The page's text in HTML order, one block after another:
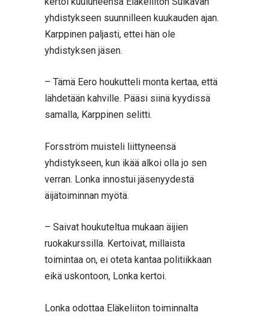
yhdistykseen suunnilleen kuukauden ajan.
Karppinen paljasti, ettei hän ole
yhdistyksen jäsen.
– Tämä Eero houkutteli monta kertaa, että
lähdetään kahville. Pääsi siinä kyydissä
samalla, Karppinen selitti.
Forsström muisteli liittyneensä
yhdistykseen, kun ikää alkoi olla jo sen
verran. Lonka innostui jäsenyydestä
äijätoiminnan myötä.
– Saivat houkuteltua mukaan äijien
ruokakurssilla. Kertoivat, millaista
toimintaa on, ei oteta kantaa politiikkaan
eikä uskontoon, Lonka kertoi.
Lonka odottaa Eläkeliiton toiminnalta